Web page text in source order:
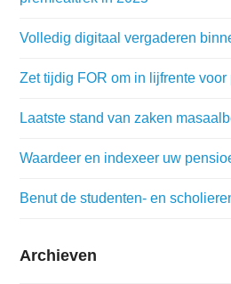
Volledig digitaal vergaderen
Zet tijdig FOR om in lijfrente
Laatste stand van zaken
Waardeer en indexeer uw
Benut de studenten- en
Archieven